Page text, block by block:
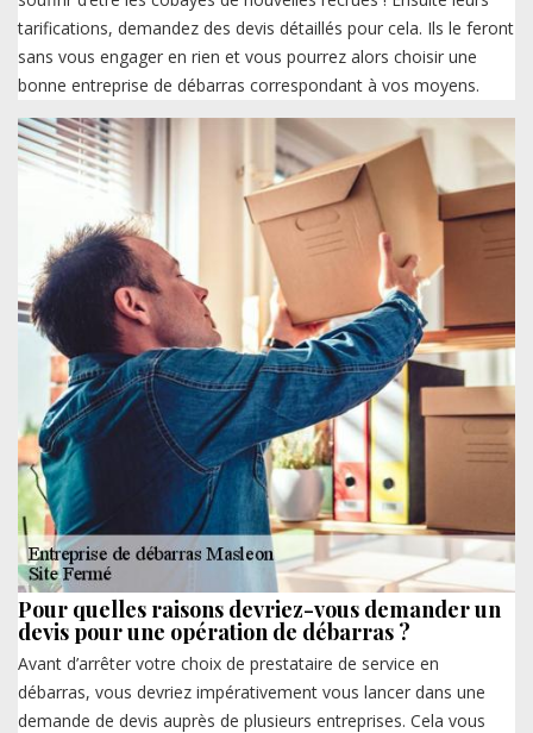
tarifications, demandez des devis détaillés pour cela. Ils le feront
sans vous engager en rien et vous pourrez alors choisir une
bonne entreprise de débarras correspondant à vos moyens.
Pour quelles raisons devriez-vous demander un
devis pour une opération de débarras ?
Avant d’arrêter votre choix de prestataire de service en
débarras, vous devriez impérativement vous lancer dans une
demande de devis auprès de plusieurs entreprises. Cela vous